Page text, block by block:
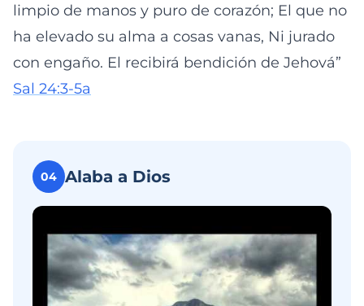
limpio de manos y puro de corazón; El que no
ha elevado su alma a cosas vanas, Ni jurado
con engaño. El recibirá bendición de Jehová”
Sal 24:3-5a
04 Alaba a Dios